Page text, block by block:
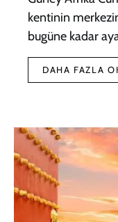
kentinin
bugüne kadar
DAHA FAZLA